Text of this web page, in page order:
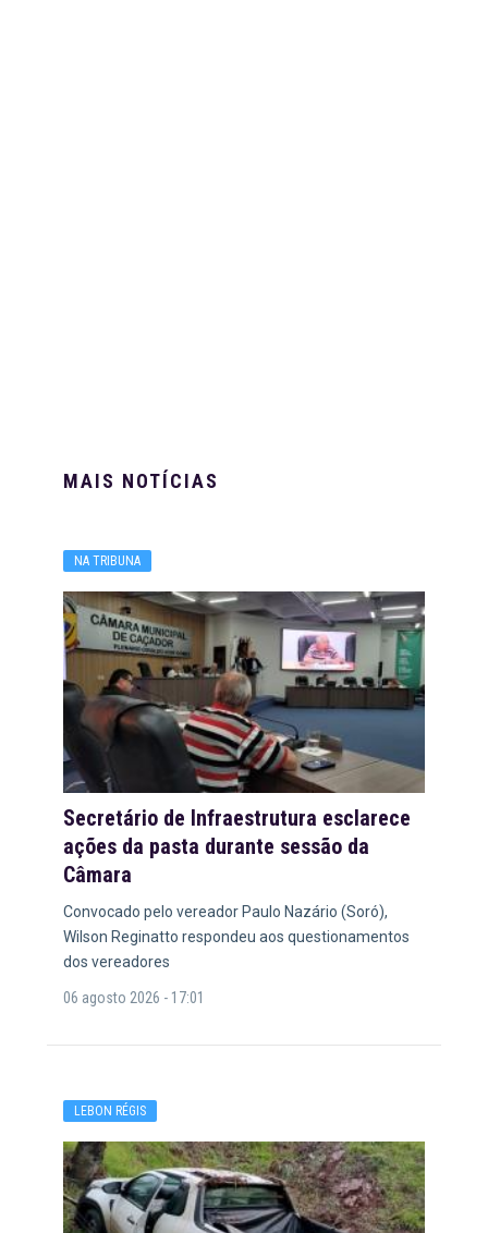
MAIS NOTÍCIAS
NA TRIBUNA
Secretário de Infraestrutura esclarece
ações da pasta durante sessão da
Câmara
Convocado pelo vereador Paulo Nazário (Soró),
Wilson Reginatto respondeu aos questionamentos
dos vereadores
06 agosto 2026 - 17:01
LEBON RÉGIS